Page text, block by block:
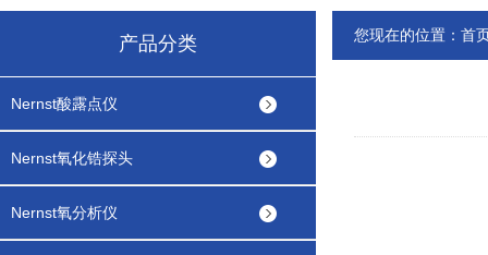
产品分类
Nernst酸露点仪
Nernst氧化锆探头
Nernst氧分析仪
您现在的位置： 首